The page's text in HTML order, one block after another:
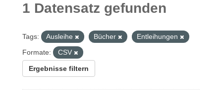
1 Datensatz gefunden
Tags: Ausleihe Bücher
Entleihungen
Formate:
CSV
Ergebnisse filtern